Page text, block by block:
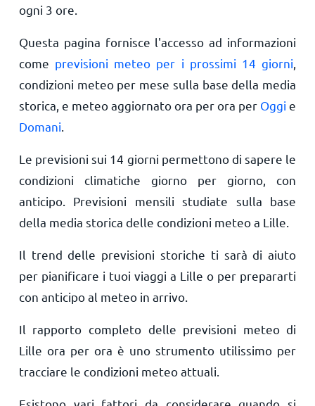
ogni 3 ore.
Questa pagina fornisce l'accesso ad informazioni
come previsioni meteo per i prossimi 14 giorni
condizioni meteo per mese sulla base della media
storica, e meteo aggiornato ora per ora per Oggi e
Domani
Le previsioni sui 14 giorni permettono di sapere le
condizioni climatiche giorno per giorno, con
anticipo. Previsioni mensili studiate sulla base
della media storica delle condizioni meteo a Lille.
Il trend delle previsioni storiche ti sarà di aiuto
per pianificare i tuoi viaggi a Lille o per prepararti
con anticipo al meteo in arrivo.
Il rapporto completo delle previsioni meteo di
Lille ora per ora è uno strumento utilissimo per
tracciare le condizioni meteo attuali.